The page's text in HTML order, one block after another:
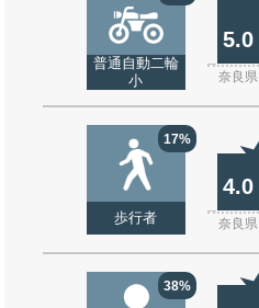
普通自動二輪
小
5.0
奈良県
17%
歩行者
4.0
奈良県
38%